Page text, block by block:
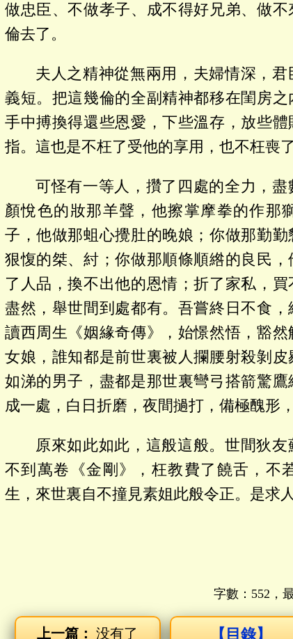
做忠臣、不做孝子、成不得好兄弟、做
倫去了。
夫人之精神從無兩用，夫婦情深，
義短。把這幾倫的全副精神都移在閨房
手中搏換得還些恩愛，下些溫存，放些
指。這也是不枉了受他的享用，也不枉喪
可怪有一等人，攢了四處的全力，
顏悅色的妝那羊聲，他擦掌摩拳的作那
子，他做那蛆心攪肚的晚娘；你做那勤
狠愎的桀、紂；你做那順條順綹的良民
了人品，換不出他的恩情；折了家私，
盡然，舉世間到處都有。吾嘗終日不食，
讀西周生《姻緣奇傳》，始憬然悟，豁
女娘，誰知都是前世裏被人攔腰射殺剝
如涕的男子，盡都是那世裏彎弓搭箭驚
成一處，白日折磨，夜間撾打，備極醜形
原來如此如此，這般這般。世間狄
不到萬卷《金剛》，枉教費了饒舌，不
生，來世裏自不撞見素姐此般令正。是求
字數：552，
上一篇： 没有了 【目錄】